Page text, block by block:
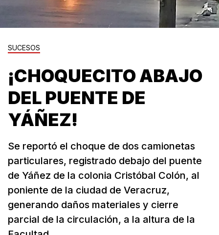
SUCESOS
¡CHOQUECITO ABAJO
DEL PUENTE DE
YÁÑEZ!
Se reportó el choque de dos camionetas
particulares, registrado debajo del puente
de Yáñez de la colonia Cristóbal Colón, al
poniente de la ciudad de Veracruz,
generando daños materiales y cierre
parcial de la circulación, a la altura de la